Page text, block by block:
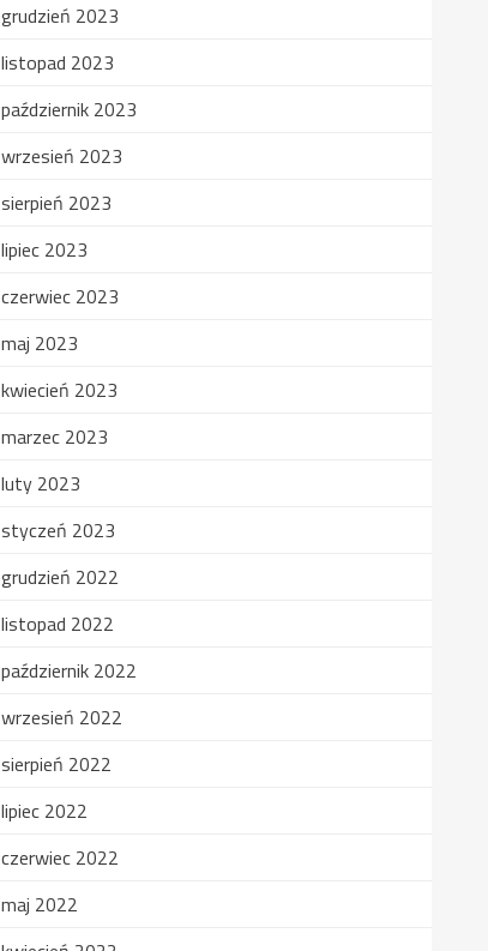
grudzień 2023
listopad 2023
październik 2023
wrzesień 2023
sierpień 2023
lipiec 2023
czerwiec 2023
maj 2023
kwiecień 2023
marzec 2023
luty 2023
styczeń 2023
grudzień 2022
listopad 2022
październik 2022
wrzesień 2022
sierpień 2022
lipiec 2022
czerwiec 2022
maj 2022